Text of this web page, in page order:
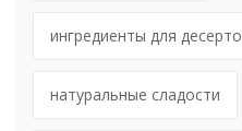
ингредиенты для
натуральные сладости